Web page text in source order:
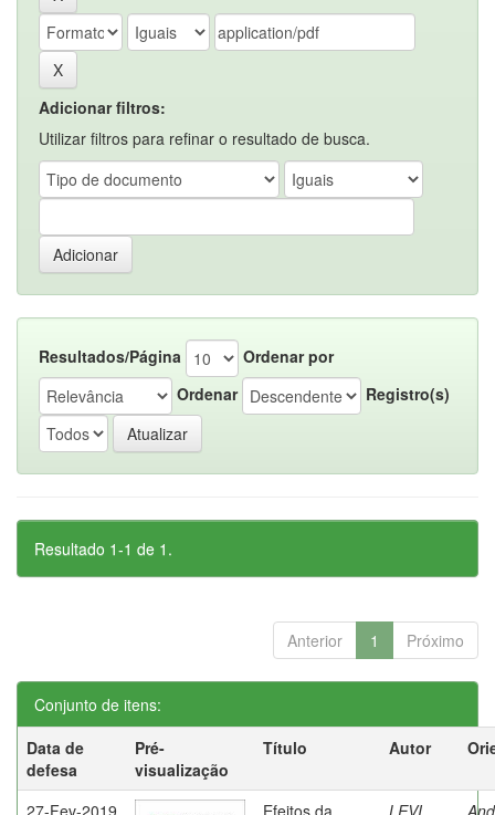
Adicionar filtros:
Utilizar filtros para refinar o resultado de busca.
Resultados/Página
Ordenar por
Ordenar
Registro(s)
Resultado 1-1 de 1.
Anterior 1 Próximo
Conjunto de itens:
Data de
defesa
Pré-
visualização
Título Autor
27-Fev-2019 Efeitos da LEVI,